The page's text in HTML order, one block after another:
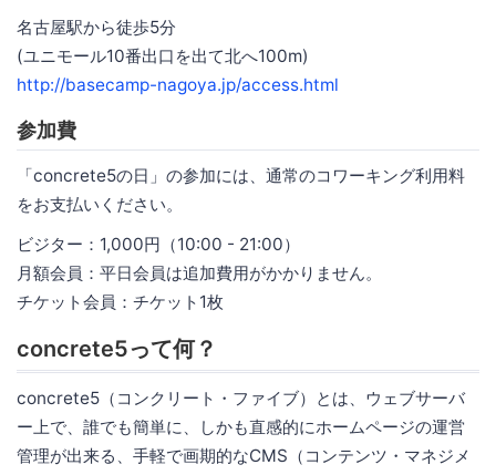
名古屋駅から徒歩5分
(ユニモール10番出口を出て北へ100m)
http://basecamp-nagoya.jp/access.html
参加費
「concrete5の日」の参加には、通常のコワーキング利用料
をお支払いください。
ビジター：1,000円（10:00 - 21:00）
月額会員：平日会員は追加費用がかかりません。
チケット会員：チケット1枚
concrete5って何？
concrete5（コンクリート・ファイブ）とは、ウェブサーバ
ー上で、誰でも簡単に、しかも直感的にホームページの運営
管理が出来る、手軽で画期的なCMS（コンテンツ・マネジメ